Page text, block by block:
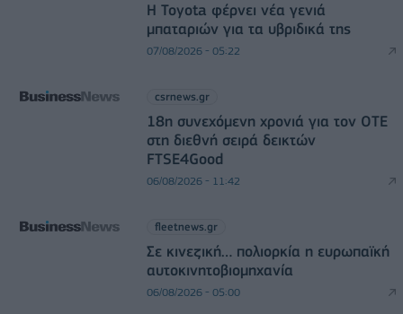
Η Toyota φέρνει νέα γενιά
μπαταριών για τα υβριδικά της
07/08/2026 - 05:22
csrnews.gr
18η συνεχόμενη χρονιά για τον ΟΤΕ
στη διεθνή σειρά δεικτών
FTSE4Good
06/08/2026 - 11:42
fleetnews.gr
Σε κινεζική… πολιορκία η ευρωπαϊκή
αυτοκινητοβιομηχανία
06/08/2026 - 05:00